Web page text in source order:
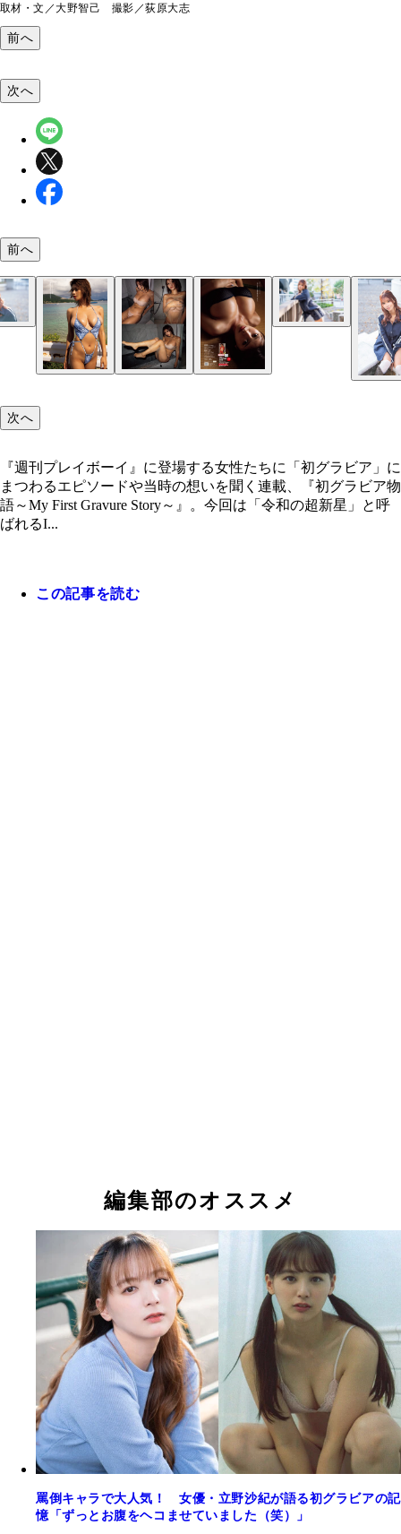
取材・文／大野智己 撮影／荻原大志
前へ
次へ
前へ
次へ
『週刊プレイボーイ』に登場する女性たちに「初グラビア」に
まつわるエピソードや当時の想いを聞く連載、『初グラビア物
語～My First Gravure Story～』。今回は「令和の超新星」と呼
ばれるI...
この記事を読む
編集部のオススメ
罵倒キャラで大人気！ 女優・立野沙紀が語る初グラビアの記
憶「ずっとお腹をヘコませていました（笑）」